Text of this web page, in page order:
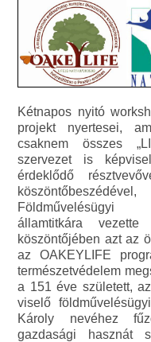
Kétnapos nyitó
projekt nyertesei,
csaknem összes
szervezet is
érdeklődő
Földművelésügyi
államtitkára
köszöntőjében azt az
az OAKEYLIFE
természetvédelem
a 151 éve született,
viselő
Károly nevéhez
gazdasági hasznát